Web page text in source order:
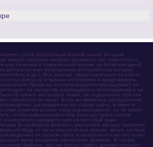
собой бесплатный нотный архив, который
предоставления каждому музыканту нот известных и
классической и современной музыки на безвозмездной
для различных музыкальных инструментов (гитары,
и др.). Все данные, представленные на сайте
и ноты) взяты из открытых источников и представлены
Права на эти произведения принадлежат их
на авторство размещаемых произведений и не
чужого авторского права. За содержание текстов
не несет. Если вы являетесь обладателем
размещенное на нашем сайте, и имеете
нам документальное тому подтверждение, но по какой-
чтобы информация о нём была доступна нашим
немедленно напишите нам на почтовый ящик
(в свободной форме) с указанием автора, названия,
(будь то ноты классической музыки, песен, нотный
на нашем сайте и прикрепите к письму копии
ваше владение авторскими правами. В случае
файлам, просим предоставить документальное